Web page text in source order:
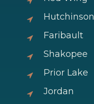
Hutchinson
Faribault
Shakopee
Prior Lake
Jordan